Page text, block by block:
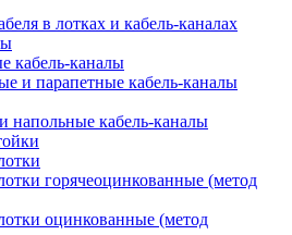
в лотках и кабель-каналах
кабель-каналы
и парапетные кабель-каналы
напольные кабель-каналы
горячеоцинкованные (метод
оцинкованные (метод